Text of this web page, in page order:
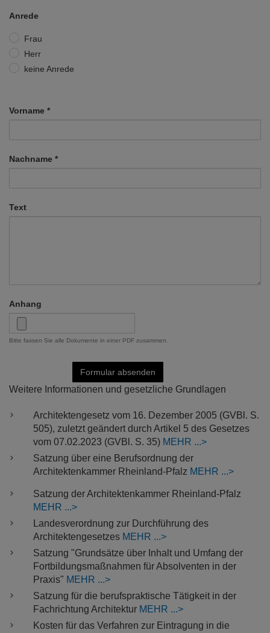
Anrede
Frau
Herr
keine Anrede
Vorname *
Nachname *
Text
Anhang
Bitte fassen Sie alle Dokumente in einer PDF zusammen.
Formular absenden
Weitere Informationen und gesetzliche Grundlagen
Architektengesetz vom 16. Dezember 2005 (GVBl. S.
505), zuletzt geändert durch Artikel 5 des Gesetzes
vom 07.02.2023 (GVBl. S. 35) MEHR
Satzung über eine Berufsordnung der
Architektenkammer Rheinland-Pfalz MEHR
Satzung der Architektenkammer Rheinland-Pfalz
MEHR
Landesverordnung zur Durchführung des
Architektengesetzes MEHR
Satzung "Grundsätze über Inhalt und Umfang der
Fortbildungsmaßnahmen für Absolventen in der
Praxis" MEHR
Satzung für die berufspraktische Tätigkeit in der
Fachrichtung Architektur MEHR
Kosten für das Verfahren zur Eintragung in die